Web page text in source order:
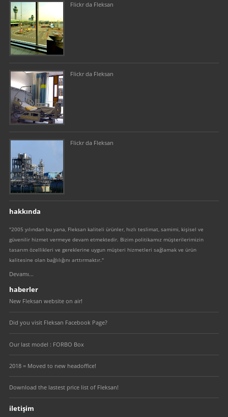
Flickr da Fleksan
Flickr da Fleksan
Flickr da Fleksan
hakkında
"2005 yılından bu yana, Fleksan kaliteli ürünler, hızlı teslimat, samimi, kişisel ve
güvenilir hizmet vermeye devam etmektedir. Bizim politikamız müşterilerimizin
tasarım özellikleri ve gereklerine uygun müşteri hizmetleri sağlamak ve ürün
kalitesine olan bağlılığını arttırmaktır."
Devamı...
haberler
New Fleksan website on air!
Did you visit Fleksan Facebook Page?
Our last model : FORBO Box
2018 = Moved to new headoffice!
Download the lastest price list of Fleksan!
iletişim